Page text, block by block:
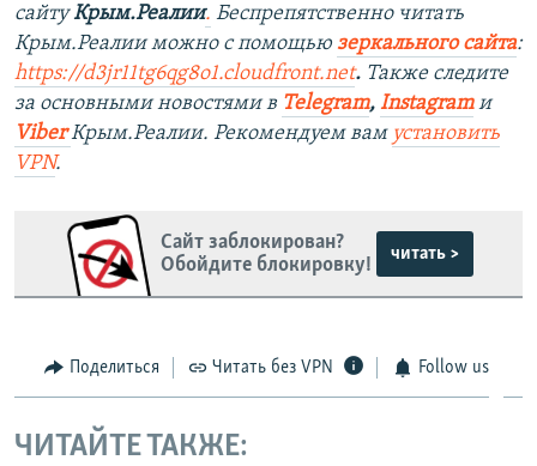
сайтуКрым.Реалии. Беспрепятственно читать
Крым.Реалии можно с помощью зеркального сайта:
https://d3jr11tg6qg8o1.cloudfront.net. Также следите
за основными новостями в Telegram, Instagramи
ViberКрым.Реалии. Рекомендуем вам установить
VPN.
Сайт заблокирован?
Обойдите блокировку!
читать >
Поделиться Читать без VPN Follow us
ЧИТАЙТЕ ТАКЖЕ: